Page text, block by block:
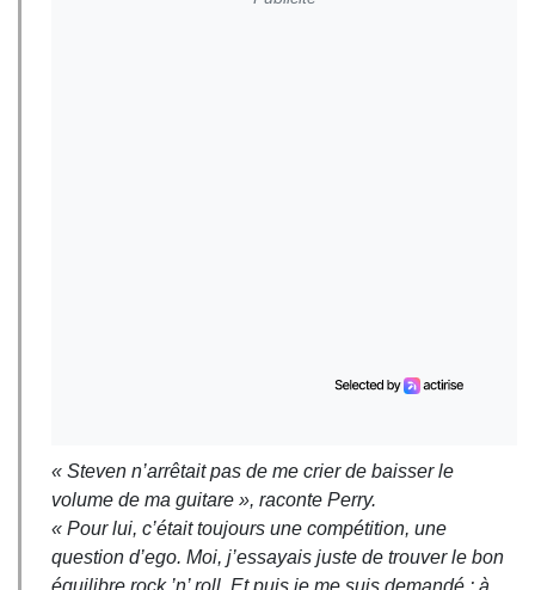
« Steven n’arrêtait pas de me crier de baisser le
volume de ma guitare », raconte Perry.
« Pour lui, c’était toujours une compétition, une
question d’ego. Moi, j’essayais juste de trouver le bon